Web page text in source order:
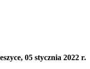
05 stycznia 2022 r.